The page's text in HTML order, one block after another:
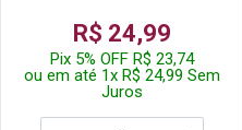
R$ 24,99
Pix 5% OFF R$ 23,74
ou em até 1x R$ 24,99 Sem
Juros